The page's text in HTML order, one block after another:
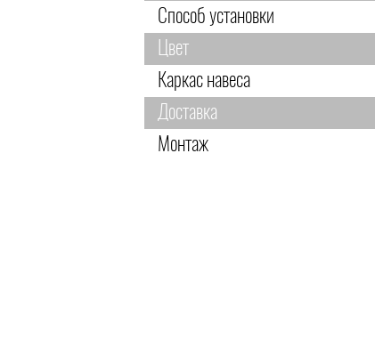
Способ установки
Цвет
Каркас навеса
Доставка
Монтаж